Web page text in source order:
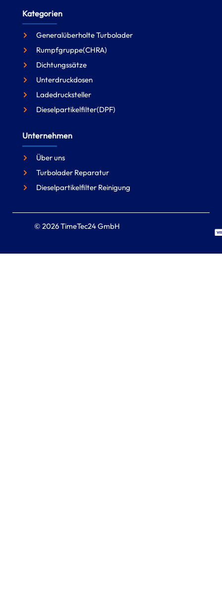
Kategorien
Generalüberholte Turbolader
Rumpfgruppe(CHRA)
Dichtungssätze
Unterdruckdosen
Ladedrucksteller
Dieselpartikelfilter(DPF)
Unternehmen
Über uns
Turbolader Reparatur
Dieselpartikelfilter Reinigung
© 2026 TimeTec24 GmbH